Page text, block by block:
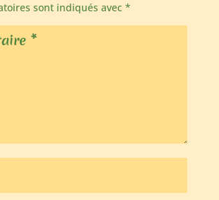
sont indiqués avec *